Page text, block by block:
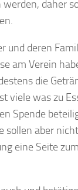
daher
und deren
am Verein
die
viele was zu
Spende
sollen aber
eine Seite